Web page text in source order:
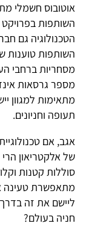
אוטובוס חשמלי
השותפות
הטכנולוגיה גם
השותפות טוענות
מסחריות ברחבי
מספר גרסאות
מתאימות למגוון
תעופה וחניונים.
אגב, אם
של אלקטריאון
סוללות קטנות
מתאפשרת טעינה
ליישם את זה
חניה בעולם?